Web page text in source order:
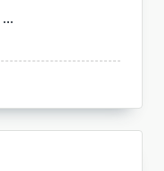
...